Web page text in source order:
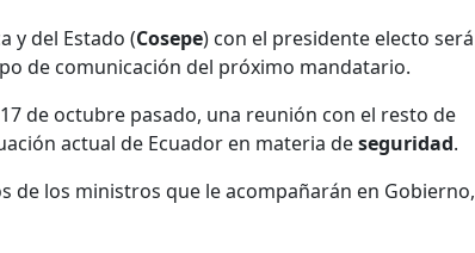
y del Estado (Cosepe) con el presidente electo será
de comunicación del próximo mandatario.
de octubre pasado, una reunión con el resto de
actual de Ecuador en materia deseguridad.
de los ministros que le acompañarán en Gobierno,